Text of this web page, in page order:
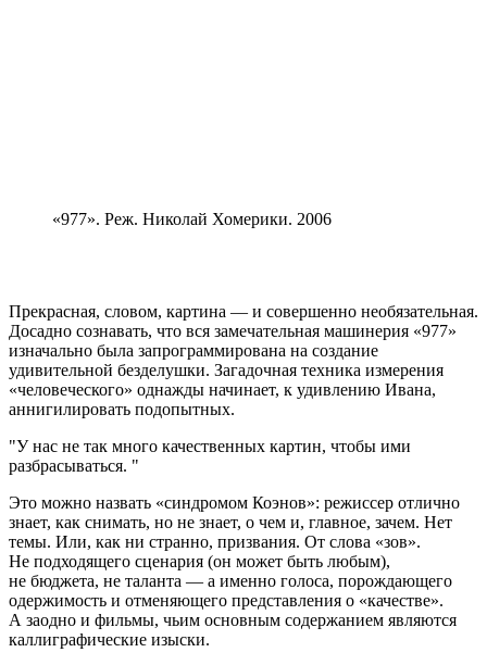
«977». Реж. Николай Хомерики. 2006
Прекрасная, словом, картина — и совершенно необязательная.
Досадно сознавать, что вся замечательная машинерия «977»
изначально была запрограммирована на создание
удивительной безделушки. Загадочная техника измерения
«человеческого» однажды начинает, к удивлению Ивана,
аннигилировать подопытных.
У нас не так много качественных картин, чтобы ими
разбрасываться.
Это можно назвать «синдромом Коэнов»: режиссер отлично
знает, как снимать, но не знает, о чем и, главное, зачем. Нет
темы. Или, как ни странно, призвания. От слова «зов».
Не подходящего сценария (он может быть любым),
не бюджета, не таланта — а именно голоса, порождающего
одержимость и отменяющего представления о «качестве».
А заодно и фильмы, чьим основным содержанием являются
каллиграфические изыски.